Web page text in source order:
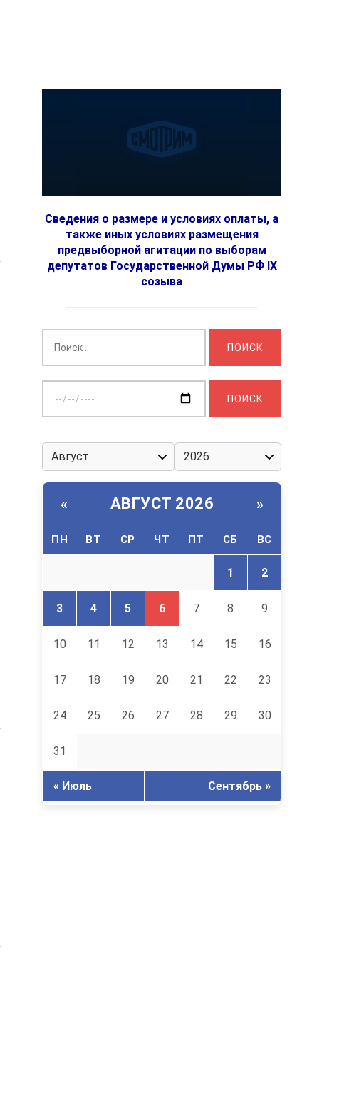
Сведения о размере и условиях оплаты, а
также иных условиях размещения
предвыборной агитации по выборам
депутатов Государственной Думы РФ IX
созыва
дату:
« АВГУСТ 2026 »
ПН ВТ СР ЧТ ПТ СБ ВС
1 2
3 4 5 6 7 8 9
10 11 12 13 14 15 16
17 18 19 20 21 22 23
24 25 26 27 28 29 30
31
« Июль Сентябрь »